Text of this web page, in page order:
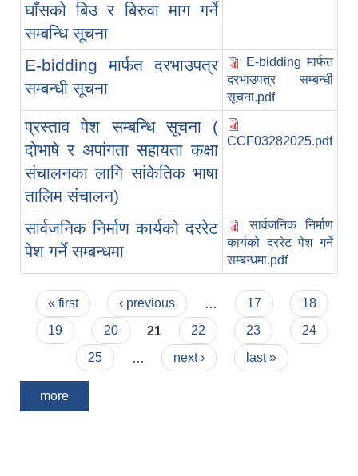
घाँसको बिउ र बिरुवा माग गर्ने
सम्बन्धि सूचना
E-bidding मार्फत दरभाउपत्र
सम्बन्धी सूचना
E-bidding मार्फत
दरभाउपत्र सम्बन्धी
सूचना.pdf
प्रस्ताव पेश सम्बन्धि सूचना (
दोभाषे र अपांगता सहायता कक्षा
संचालनका लागि सांकेतिक भाषा
तालिम संचालन)
CCF03282025.pdf
सार्वजनिक निर्माण कार्यको दररेट
पेश गर्ने सम्बन्धमा
सार्वजनिक निर्माण
कार्यको दररेट पेश गर्ने
सम्बन्धमा.pdf
Pages
« first ‹ previous 17
18
19
20 21 22 23
24
25
next › last »
more